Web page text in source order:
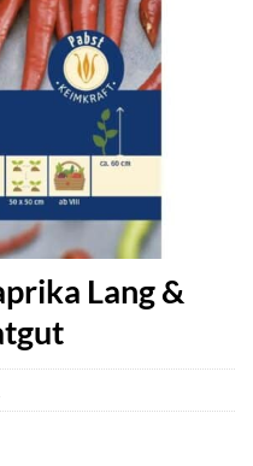
Lang &